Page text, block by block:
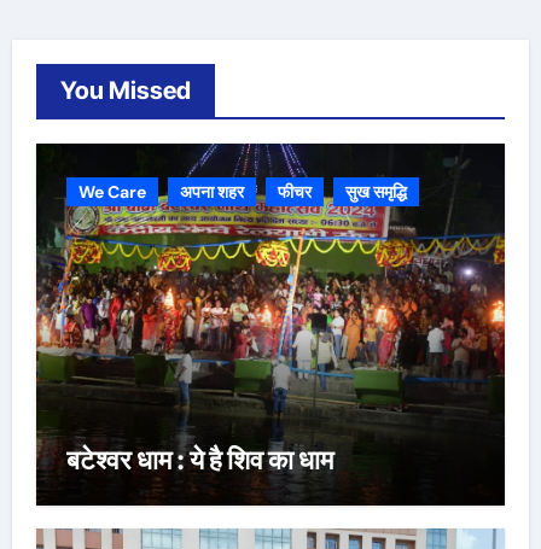
You Missed
We Care अपना शहर फीचर सुख समृद्धि
बटेश्वर धाम : ये है शिव का धाम